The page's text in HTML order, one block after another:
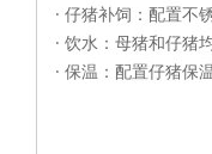
· 仔猪补饲：配置不
· 饮水：母猪和仔猪
· 保温：配置仔猪保
Privacy